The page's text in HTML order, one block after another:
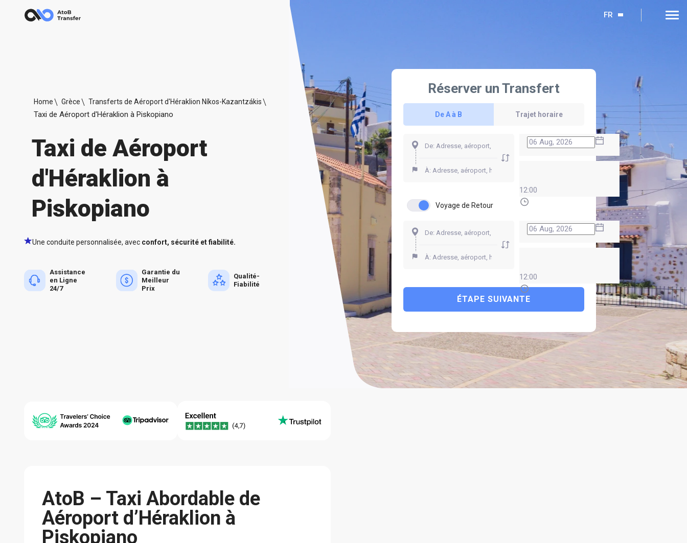
FR
Home Grèce Transferts de Aéroport d'Héraklion Níkos-Kazantzákis
Taxi de Aéroport d'Héraklion à Piskopiano
Taxi de Aéroport
d'Héraklion à
Piskopiano
Une conduite personnalisée, avec confort, sécurité et fiabilité.
Assistance
en Ligne
24/7
Garantie du
Meilleur
Prix
Qualité-
Fiabilité
Réserver un Transfert
De A à B Trajet horaire
12:00
Voyage de Retour
12:00
ÉTAPE SUIVANTE
AtoB – Taxi Abordable de
Aéroport d’Héraklion à
Piskopiano